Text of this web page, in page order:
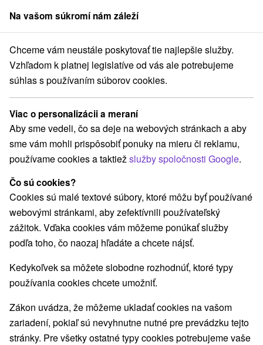
člen skupinySorger
prenájom Stredné Slovensko Žilinský kraj Partizánska Ľupča
Chaty na prenájom v Partizánskej
Ľupči
Kategórie
Všetky kategórie
Apartmány(3) Chaty na prenájom(4)
Drevenice(3) Priváty
Vyberte lokalitu alebo termín
VŠETKY NAJLACNEJŠIE NAJDRAHŠIE
Na vašom súkromí nám záleží
Chceme vám neustále poskytovať tie najlepšie služby.
Vzhľadom k platnej legislatíve od vás ale potrebujeme
súhlas s používaním súborov cookies.
Viac o personalizácii a meraní
Aby sme vedeli, čo sa deje na webových stránkach a aby
sme vám mohli prispôsobiť ponuky na mieru či reklamu,
používame cookies a taktiežslužby spoločnosti Google.
Čo sú cookies?
Cookies sú malé textové súbory, ktoré môžu byť používané
webovými stránkami, aby zefektívnili používateľský
zážitok. Vďaka cookies vám môžeme ponúkať služby
podľa toho, čo naozaj hľadáte a chcete nájsť.
Kedykoľvek sa môžete slobodne rozhodnúť, ktoré typy
používania cookies chcete umožniť.
Zákon uvádza, že môžeme ukladať cookies na vašom
zariadení, pokiaľ sú nevyhnutne nutné pre prevádzku tejto
stránky. Pre všetky ostatné typy cookies potrebujeme vaše